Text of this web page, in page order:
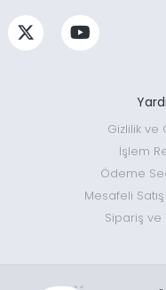
Gizlilik ve
İşlem
Ödeme
Mesafeli
Sipariş ve